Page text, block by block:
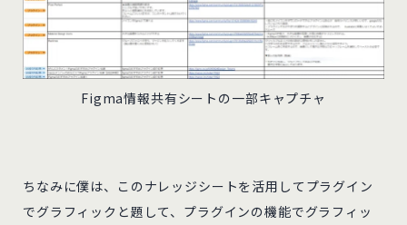
Figma情報共有シートの一部キャプチャ
ちなみに僕は、このナレッジシートを活用してプラグイン
でグラフィックと題して、プラグインの機能でグラフィッ